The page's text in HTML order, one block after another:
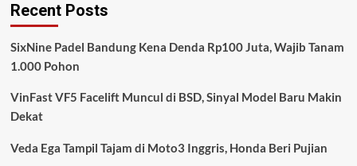
Pemerintah
Tembus
Rp10.000
Naik
dalam
Recent Posts
SixNine Padel Bandung Kena Denda Rp100 Juta, Wajib Tanam
1.000 Pohon
VinFast VF5 Facelift Muncul di BSD, Sinyal Model Baru Makin
Dekat
Veda Ega Tampil Tajam di Moto3 Inggris, Honda Beri Pujian